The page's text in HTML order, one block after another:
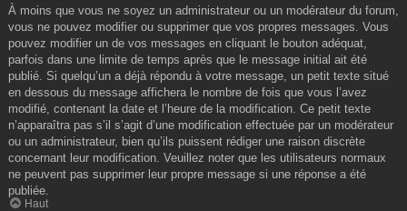
À moins que vous ne soyez un administrateur ou un modérateur du forum,
vous ne pouvez modifier ou supprimer que vos propres messages. Vous
pouvez modifier un de vos messages en cliquant le bouton adéquat,
parfois dans une limite de temps après que le message initial ait été
publié. Si quelqu’un a déjà répondu à votre message, un petit texte situé
en dessous du message affichera le nombre de fois que vous l’avez
modifié, contenant la date et l’heure de la modification. Ce petit texte
n’apparaîtra pas s’il s’agit d’une modification effectuée par un modérateur
ou un administrateur, bien qu’ils puissent rédiger une raison discrète
concernant leur modification. Veuillez noter que les utilisateurs normaux
ne peuvent pas supprimer leur propre message si une réponse a été
publiée.
Haut